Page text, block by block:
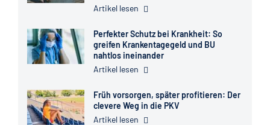
Artikel lesen
Perfekter Schutz bei Krankheit: So
greifen Krankentagegeld und BU
nahtlos ineinander
Artikel lesen
Früh vorsorgen, später profitieren: Der
clevere Weg in die PKV
Artikel lesen